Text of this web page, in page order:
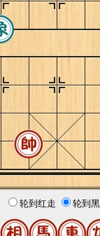
轮到红走 轮到